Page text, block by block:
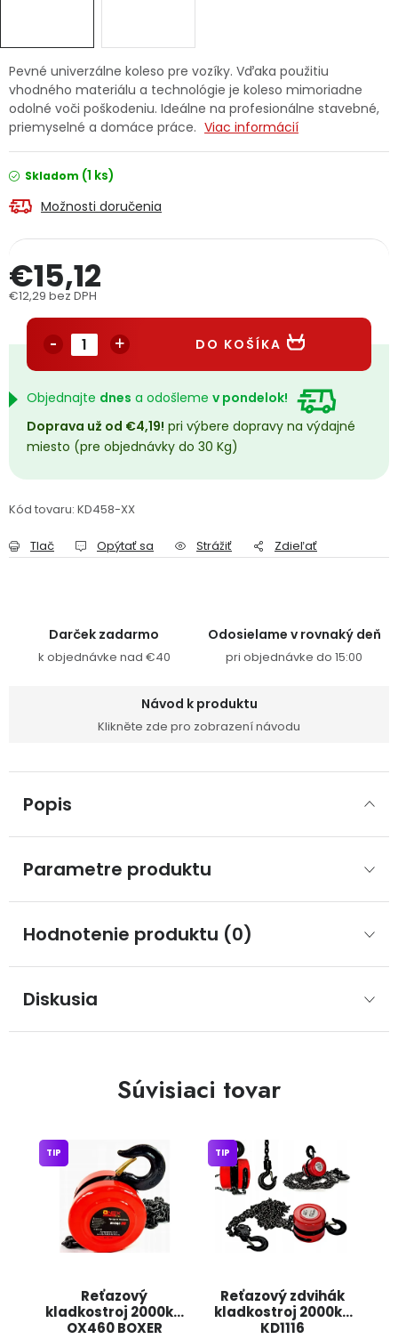
Doprava a platba Váš zákaznícky účet
Kontakty
Reklamačný formulár
Obchodné podmienky
Podmienky ochrany osobných údajov
Registrace
Pevné univerzálne koleso pre vozíky. Vďaka použitiu
vhodného materiálu a technológie je koleso mimoriadne
odolné voči poškodeniu. Ideálne na profesionálne stavebné,
priemyselné a domáce práce. Viac informácií
Skladom (1 ks)
Možnosti doručenia
€15,12
€12,29 bez DPH
DO KOŠÍKA
Objednajte dnes a odošleme v pondelok!
Doprava už od €4,19! pri výbere dopravy na výdajné
miesto (pre objednávky do 30 Kg)
Kód tovaru: KD458-XX
Tlač Opýtať sa Strážiť Zdieľať
Darček zadarmo
k objednávke nad €40
Odosielame v rovnaký deň
pri objednávke do 15:00
Návod k produktu
Klikněte zde pro zobrazení návodu
Popis
Parametre produktu
Hodnotenie produktu (0)
Diskusia
Súvisiaci tovar
Reťazový
kladkostroj 2000kg
OX460 BOXER
TIP
Reťazový zdvihák
kladkostroj 2000kg
KD1116
TIP